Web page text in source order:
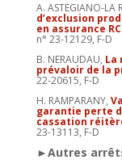
A. ASTEGIANO-LA
d’exclusion
en assurance
n° 23-12129, F-D
B. NERAUDAU, La
prévaloir de la
22-20615, F-D
H. RAMPARANY,
garantie perte
cassation
23-13113, F-D
►Autres